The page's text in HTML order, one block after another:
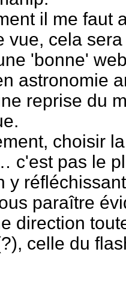
il me faut
vue, cela
'bonne'
astronomie
reprise du
choisir
c'est pas le
y
paraître
direction
celle du